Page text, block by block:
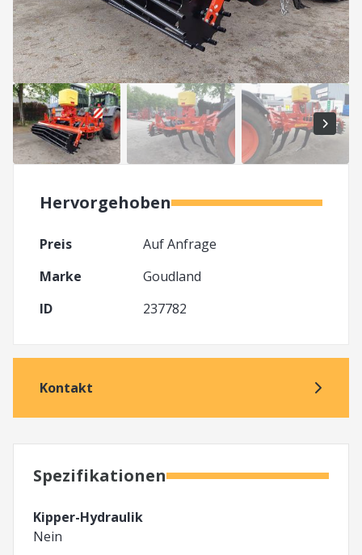
Hervorgehoben
Preis
Auf Anfrage
Marke
Goudland
ID
237782
Kontakt
Spezifikationen
Kipper-Hydraulik
Nein